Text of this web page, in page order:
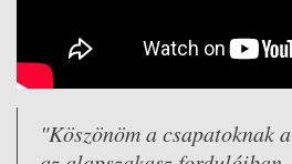
"Köszönöm a csapatoknak